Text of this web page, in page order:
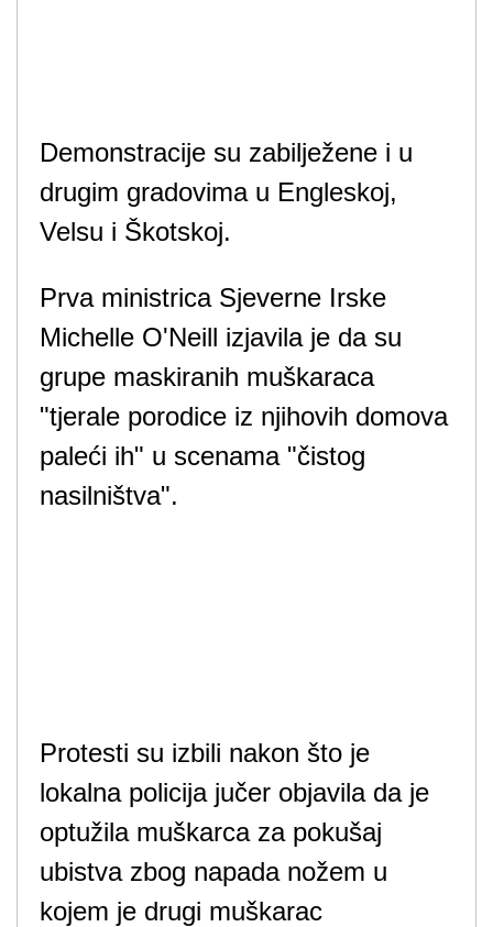
Demonstracije su zabilježene i u
drugim gradovima u Engleskoj,
Velsu i Škotskoj.
Prva ministrica Sjeverne Irske
Michelle O'Neill izjavila je da su
grupe maskiranih muškaraca
"tjerale porodice iz njihovih domova
paleći ih" u scenama "čistog
nasilništva".
Protesti su izbili nakon što je
lokalna policija jučer objavila da je
optužila muškarca za pokušaj
ubistva zbog napada nožem u
kojem je drugi muškarac